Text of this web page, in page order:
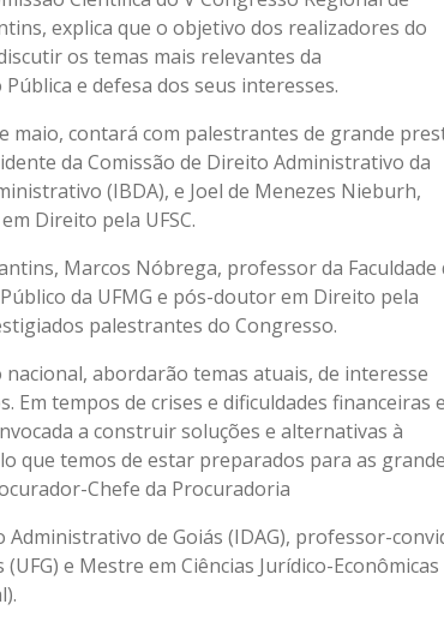
explica que o objetivo dos realizadores do
os temas mais relevantes da
e defesa dos seus interesses.
maio, contará com palestrantes de grande
da Comissão de Direito Administrativo da
(IBDA), e Joel de Menezes Nieburh,
Direito pela UFSC.
Marcos Nóbrega, professor da Faculdade
da UFMG e pós-doutor em Direito pela
palestrantes do Congresso.
abordarão temas atuais, de interesse
Em tempos de crises e dificuldades financeiras e
a construir soluções e alternativas à
que temos de estar preparados para as
Chefe da Procuradoria
de Goiás (IDAG), professor-
e Mestre em Ciências Jurídico-